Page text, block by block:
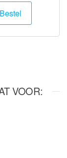
Bestel
VOOR: